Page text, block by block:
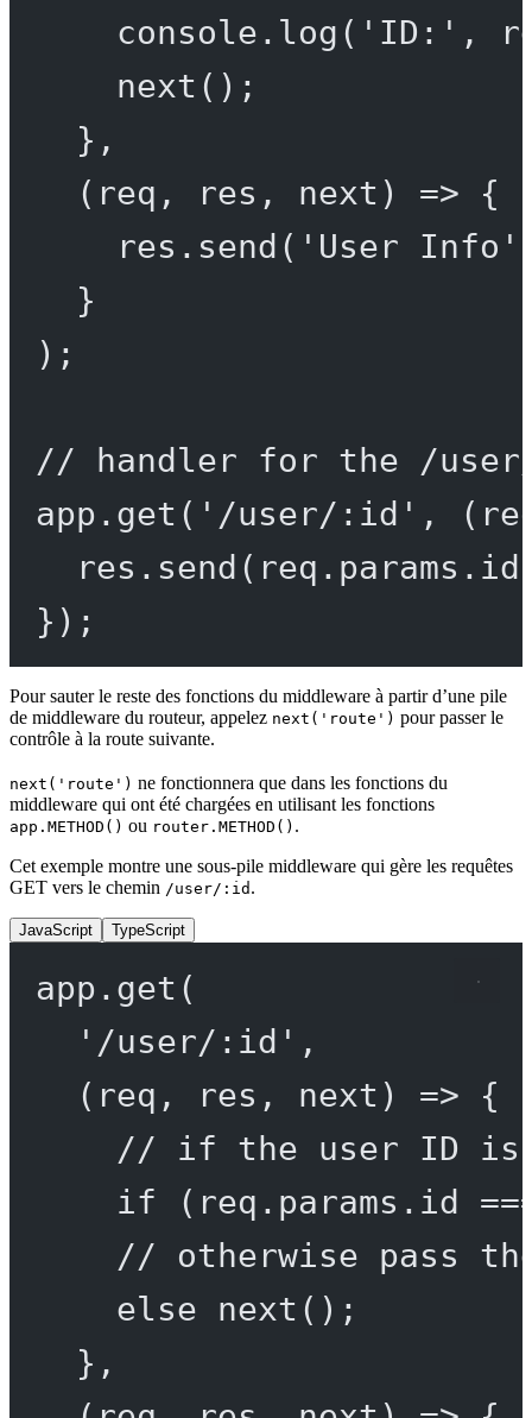
console. log ( 'ID:' ,
next ();
},
( req , res , next ) => {
res. send ( 'User Info'
}
);
// handler for the /
app. get ( '/user/:id' , (
res. send
});
Pour sauter le reste des fonctions du middleware à partir d’une pile
de middleware du routeur, appelez next('route') pour passer le
contrôle à la route suivante.
next('route') ne fonctionnera que dans les fonctions du
middleware qui ont été chargées en utilisant les fonctions
app.METHOD() ou router.METHOD() .
Cet exemple montre une sous-pile middleware qui gère les requêtes
GET vers le chemin /user/:id .
JavaScript TypeScript
app. get (
'/user/:id' ,
( req , res , next ) => {
// if the user ID is
if (req.params.id
// otherwise pass
else
next ();
},